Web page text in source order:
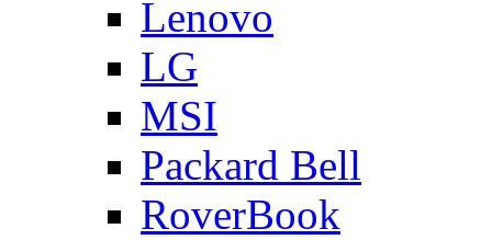
Lenovo
LG
MSI
Packard Bell
RoverBook